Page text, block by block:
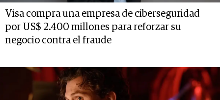
Visa compra una empresa de ciberseguridad
por US$ 2.400 millones para reforzar su
negocio contra el fraude